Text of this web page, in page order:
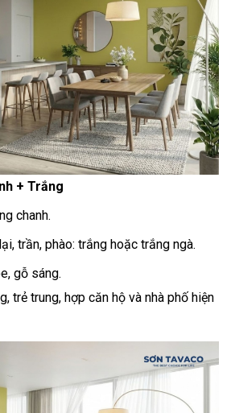
+ Trắng
chanh.
trần, phào: trắng hoặc trắng ngà.
gỗ sáng.
trẻ trung, hợp căn hộ và nhà phố hiện